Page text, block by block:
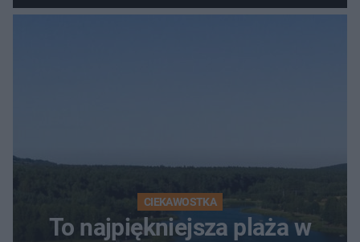
CIEKAWOSTKA
To najpiękniejsza plaża w